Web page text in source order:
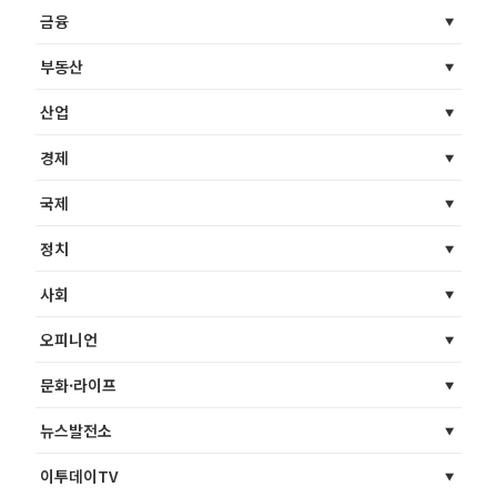
금융
부동산
산업
경제
국제
정치
사회
오피니언
문화·라이프
뉴스발전소
이투데이TV